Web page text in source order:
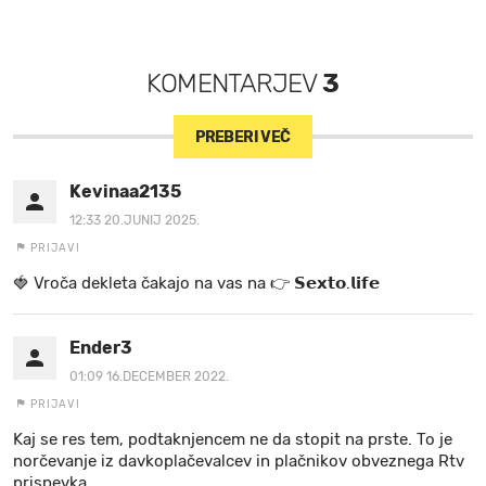
KOMENTARJEV3
PREBERI VEČ
Kevinaa2135
12:33 20.JUNIJ 2025.
PRIJAVI
🍓 V r o č a d e k l e t a ča k a jo na va s n a 👉 𝗦𝗲𝘅𝘁𝗼.𝗹𝗶𝗳𝗲
Ender3
01:09 16.DECEMBER 2022.
PRIJAVI
Kaj se res tem, podtaknjencem ne da stopit na prste. To je
norčevanje iz davkoplačevalcev in plačnikov obveznega Rtv